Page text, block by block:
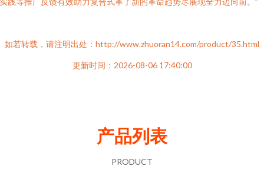
如若转载，请注明出处：http://www.zhuoran14.com/product/35.html
更新时间：2026-08-06 17:40:00
产品列表
PRODUCT